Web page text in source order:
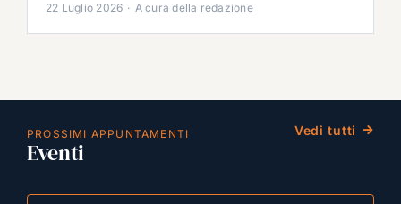
22 Luglio 2026 · A cura della redazione
PROSSIMI APPUNTAMENTI
Eventi
Vedi tutti